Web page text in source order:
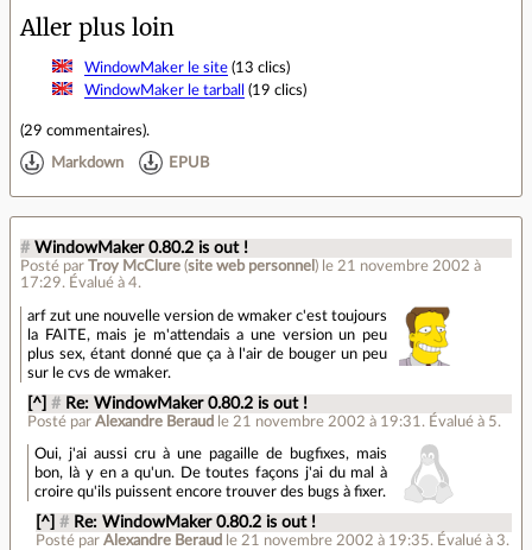
Aller plus loin
WindowMaker le site(13 clics)
WindowMaker le tarball
(19 clics)
(29 commentaires).
Markdown EPUB
# WindowMaker 0.80.2 is out !
Posté par Troy McClure (site web personnel ) le 21 novembre 2002 à
17:29. Évalué à 4.
arf zut une nouvelle version de wmaker c'est toujours
la FAITE, mais je m'attendais a une version un peu
plus sex, étant donné que ça à l'air de bouger un peu
sur le cvs de wmaker.
[^] # Re: WindowMaker 0.80.2 is out !
Posté parAlexandre Beraud le 21 novembre 2002 à 19:31 . Évalué à 5.
Oui, j'ai aussi cru à une pagaille de bugfixes, mais
bon, là y en a qu'un. De toutes façons j'ai du mal à
croire qu'ils puissent encore trouver des bugs à fixer.
[^] # Re: WindowMaker 0.80.2 is out !
Posté par Alexandre Beraud le 21 novembre 2002 à 19:35.Évalué à 3.